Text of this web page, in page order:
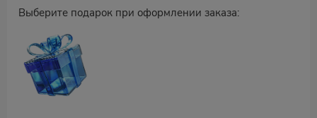
Выберите подарок при оформлении заказа: